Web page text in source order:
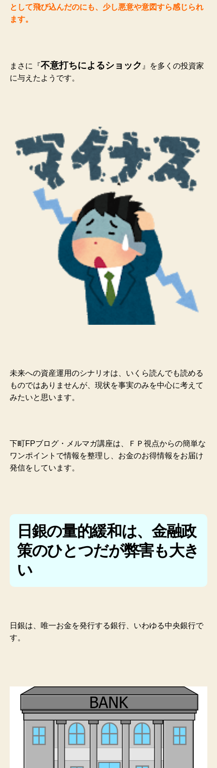
として飛び込んだのにも、少し悪意や意図すら感じられ
ます。
まさに『不意打ちによるショック 』を多くの投資家
に与えたようです。
未来への資産運用のシナリオは、いくら読んでも読める
ものではありませんが、現状を事実のみを中心に考えて
みたいと思います。
下町FPブログ・メルマガ講座は、ＦＰ視点からの簡単な
ワンポイントで情報を整理し、お金のお得情報をお届け
発信をしています。
日銀の量的緩和は、金融政
策のひとつだが弊害も大き
い
日銀は、唯一お金を発行する銀行、いわゆる中央銀行で
す。